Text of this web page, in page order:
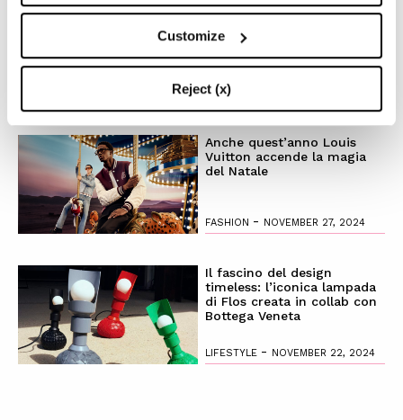
Customize
Reject (x)
Il trend ‘Wicked’: moda e
magico
LIFESTYLE
Anche quest’anno Louis
Vuitton accende la magia
del Natale
FASHION - NOVEMBER 27, 2024
Il fascino del design
timeless: l’iconica lampada
di Flos creata in collab con
Bottega Veneta
LIFESTYLE - NOVEMBER 22, 2024